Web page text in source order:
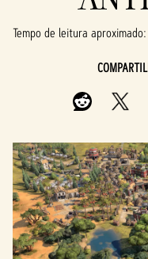
Tempo de leitura aproximado